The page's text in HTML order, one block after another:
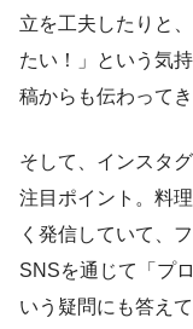
立を工夫したりと
たい！」という気
稿からも伝わってき
そして、インスタ
注目ポイント。料
く発信していて、
SNSを通じて「プ
いう疑問にも答え